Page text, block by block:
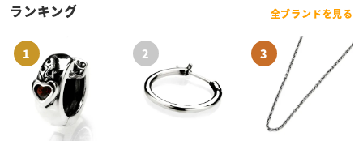
ランキング 全ブランドを見る